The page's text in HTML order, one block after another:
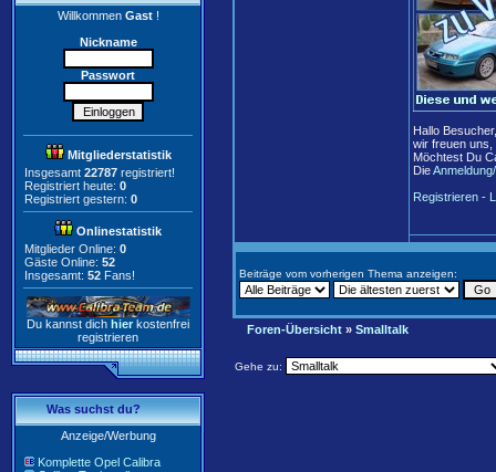
WillkommenGast!
Nickname
Passwort
Mitgliederstatistik
Insgesamt 22787 registriert!
Registriert heute: 0
Registriert gestern: 0
Onlinestatistik
Mitglieder Online: 0
Gäste Online: 52
Insgesamt: 52 Fans!
Du kannst dich hier kostenfrei
registrieren
Was suchst du?
Anzeige/Werbung
Komplette Opel Calibra
Hallo Besucher,
wir freuen
Möchtest Du
Die
Registrieren -
Beiträge vom vorherigen Thema anzeigen:
Foren-Übersicht » Smalltalk
Gehe zu: